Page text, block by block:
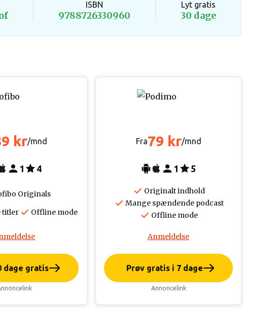
ISBN
9788726330960
Lyt gratis
30 dage
kr/mnd
1 4
Originals
titler
Offline mode
dage gratis
Fra79 kr/mnd
1 5
Originalt indhold
Mange spændende podcast
Offline mode
Anmeldelse
Prøv gratis i 7 dage
Annoncelink